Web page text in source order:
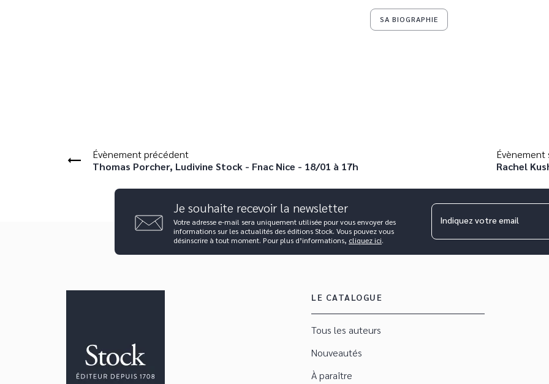
SA BIOGRAPHIE
Évènement précédent
Thomas Porcher, Ludivine Stock - Fnac Nice - 18/01 à 17h
Évènement
Rachel
Je souhaite recevoir la newsletter
Votre adresse e-mail sera uniquement utilisée pour vous envoyer des
informations sur les actualités des éditions Stock. Vous pouvez vous
désinscrire à tout moment. Pour plus d’informations, cliquez ici.
Indiquez votre email
LE CATALOGUE
Tous les auteurs
Nouveautés
À paraître